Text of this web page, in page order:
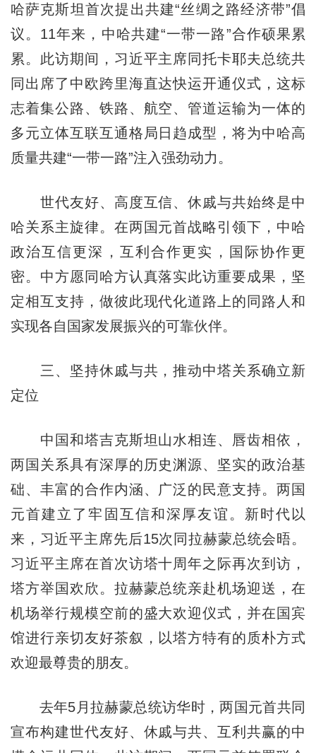
哈萨克斯坦首次提出共建“丝绸之路经济带”倡
议。11年来，中哈共建“一带一路”合作硕果累
累。此访期间，习近平主席同托卡耶夫总统共
同出席了中欧跨里海直达快运开通仪式，这标
志着集公路、铁路、航空、管道运输为一体的
多元立体互联互通格局日趋成型，将为中哈高
质量共建“一带一路”注入强劲动力。
世代友好、高度互信、休戚与共始终是中
哈关系主旋律。在两国元首战略引领下，中哈
政治互信更深，互利合作更实，国际协作更
密。中方愿同哈方认真落实此访重要成果，坚
定相互支持，做彼此现代化道路上的同路人和
实现各自国家发展振兴的可靠伙伴。
三、坚持休戚与共，推动中塔关系确立新
定位
中国和塔吉克斯坦山水相连、唇齿相依，
两国关系具有深厚的历史渊源、坚实的政治基
础、丰富的合作内涵、广泛的民意支持。两国
元首建立了牢固互信和深厚友谊。新时代以
来，习近平主席先后15次同拉赫蒙总统会晤。
习近平主席在首次访塔十周年之际再次到访，
塔方举国欢欣。拉赫蒙总统亲赴机场迎送，在
机场举行规模空前的盛大欢迎仪式，并在国宾
馆进行亲切友好茶叙，以塔方特有的质朴方式
欢迎最尊贵的朋友。
去年5月拉赫蒙总统访华时，两国元首共同
宣布构建世代友好、休戚与共、互利共赢的中